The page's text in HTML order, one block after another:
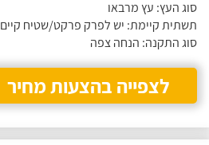
סוג העץ: עץ מרבאו
תשתית קיימת: יש לפרק פרקט/שטיח קיים
סוג התקנה: הנחה צפה
לצפייה בהצעות מחיר